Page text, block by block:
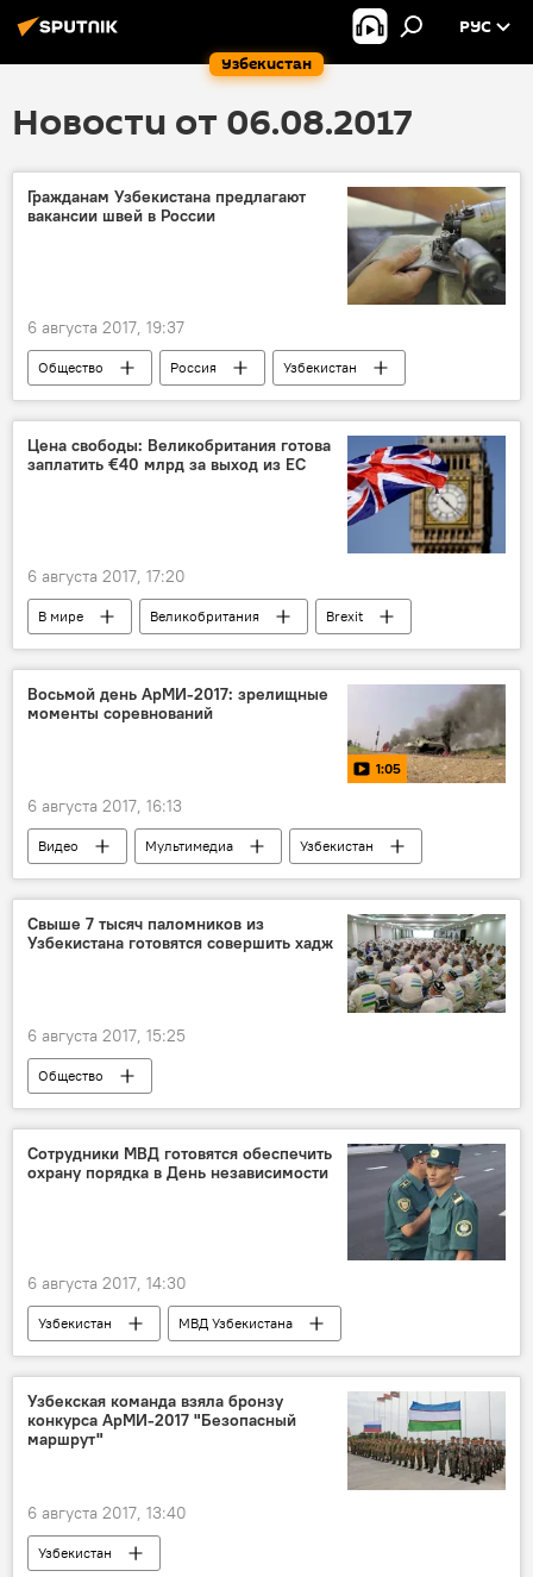
Узбекистан
РУС
Новости от 06.08.2017
Гражданам Узбекистана предлагают
вакансии швей в России
6 августа 2017, 19:37
Общество Россия Узбекистан
Цена свободы: Великобритания готова
заплатить €40 млрд за выход из ЕС
6 августа 2017, 17:20
В мире Великобритания Brexit
Восьмой день АрМИ-2017: зрелищные
моменты соревнований
1:05
6 августа 2017, 16:13
Видео Мультимедиа
Узбекистан
Армейские международные игры
Узбекистан на Армейских международных играх - 2017
Свыше 7 тысяч паломников из
Узбекистана готовятся совершить хадж
6 августа 2017, 15:25
Общество
Сотрудники МВД готовятся обеспечить
охрану порядка в День независимости
6 августа 2017, 14:30
Узбекистан
МВД Узбекистана
День независимости
Политика
Узбекская команда взяла бронзу
конкурса АрМИ-2017 "Безопасный
маршрут"
6 августа 2017, 13:40
Узбекистан